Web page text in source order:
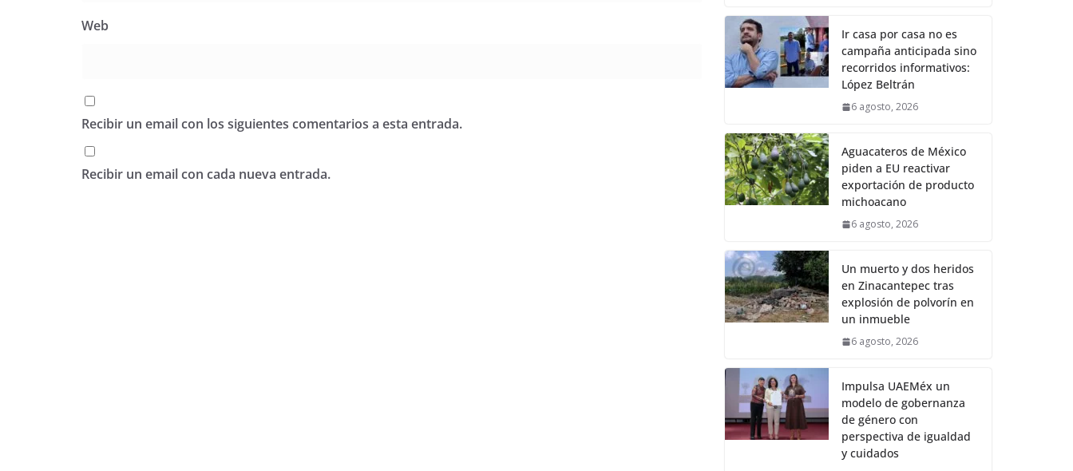
Web
Recibir un email con los siguientes comentarios a esta entrada.
Recibir un email con cada nueva entrada.
Ir casa por casa no es
campaña anticipada sino
recorridos informativos:
López Beltrán
6 agosto, 2026
Aguacateros de México
piden a EU reactivar
exportación de producto
michoacano
6 agosto, 2026
Un muerto y dos heridos
en Zinacantepec tras
explosión de polvorín en
un inmueble
6 agosto, 2026
Impulsa UAEMéx un
modelo de gobernanza
de género con
perspectiva de igualdad
y cuidados